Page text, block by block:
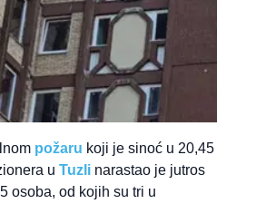
požaru koji je sinoć u 20,45
u Tuzli narastao je jutros
osoba, od kojih su tri u